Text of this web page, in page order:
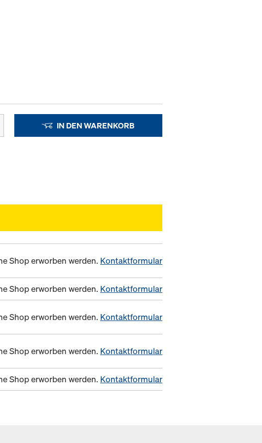
IN DEN WARENKORB
Shop erworben werden. Kontaktformular
Shop erworben werden. Kontaktformular
Shop erworben werden. Kontaktformular
Shop erworben werden. Kontaktformular
Shop erworben werden. Kontaktformular